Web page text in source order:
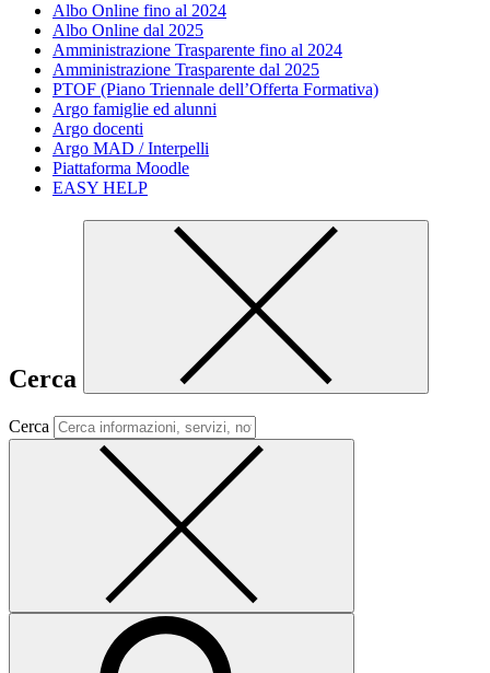
Albo Online fino al 2024
Albo Online dal 2025
Amministrazione Trasparente fino al 2024
Amministrazione Trasparente dal 2025
PTOF (Piano Triennale dell’Offerta Formativa)
Argo famiglie ed alunni
Argo docenti
Argo MAD / Interpelli
Piattaforma Moodle
EASY HELP
Cerca
Cerca